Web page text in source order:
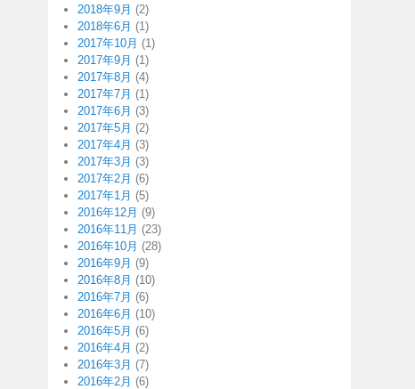
2018年9月 (2)
2018年6月 (1)
2017年10月 (1)
2017年9月 (1)
2017年8月 (4)
2017年7月 (1)
2017年6月 (3)
2017年5月 (2)
2017年4月 (3)
2017年3月 (3)
2017年2月 (6)
2017年1月 (5)
2016年12月 (9)
2016年11月 (23)
2016年10月 (28)
2016年9月 (9)
2016年8月 (10)
2016年7月 (6)
2016年6月 (10)
2016年5月 (6)
2016年4月 (2)
2016年3月 (7)
2016年2月 (6)